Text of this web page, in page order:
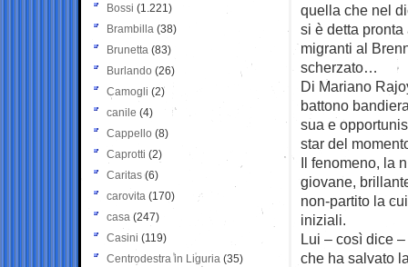
quella che nel
si è detta
migranti al
scherzato…
Di Mariano
battono
sua e
star del
Il fenomeno, la
giovane,
non-partito la
iniziali.
Lui – così dice
che ha salvato
Bossi (1.221)
Brambilla (38)
Brunetta (83)
Burlando (26)
Camogli (2)
canile (4)
Cappello (8)
Caprotti (2)
Caritas (6)
carovita (170)
casa (247)
Casini (119)
Centrodestra in Liguria (35)